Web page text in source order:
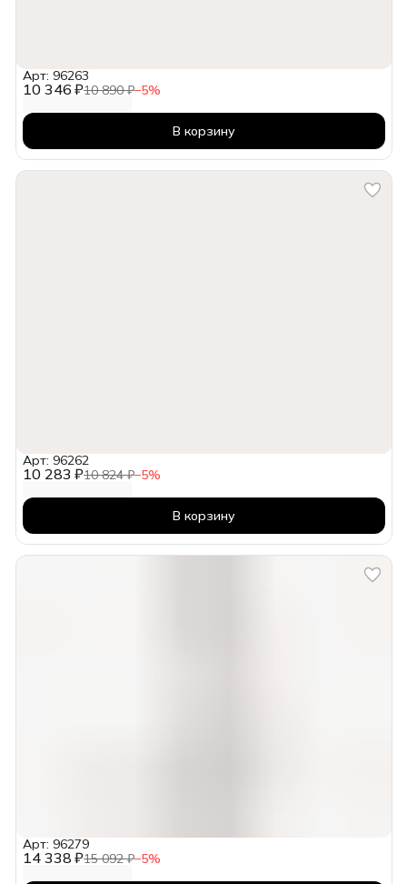
10 346 ₽10 890 ₽−5%
Арт: 96263
В корзину
10 283 ₽10 824 ₽−5%
Арт: 96262
В корзину
14 338 ₽15 092 ₽−5%
Арт: 96279